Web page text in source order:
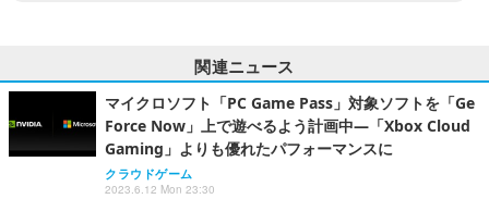
関連ニュース
マイクロソフト「PC Game Pass」対象ソフトを「Ge
Force Now」上で遊べるよう計画中―「Xbox Cloud
Gaming」よりも優れたパフォーマンスに
クラウドゲーム
2023.6.12 Mon 23:30